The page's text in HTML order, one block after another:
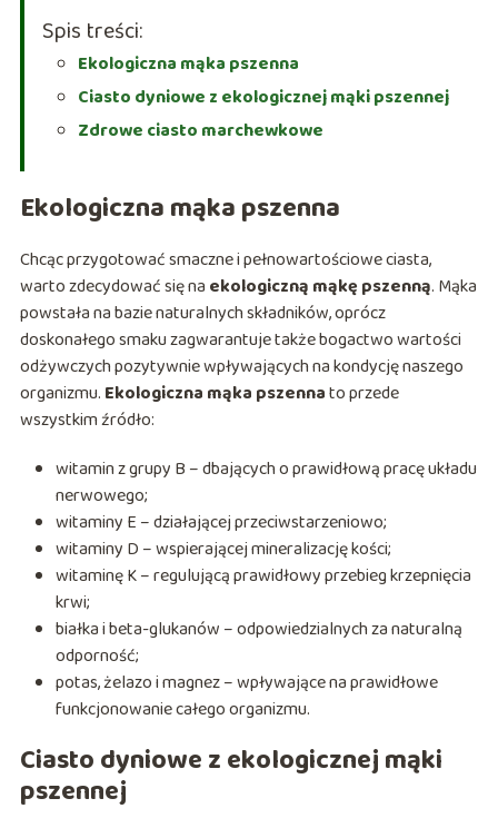
Spis treści:
Ekologiczna mąka pszenna
Ciasto dyniowe z ekologicznej mąki pszennej
Zdrowe ciasto marchewkowe
Ekologiczna mąka pszenna
Chcąc przygotować smaczne i pełnowartościowe ciasta,
warto zdecydować się na ekologiczną mąkę pszenną. Mąka
powstała na bazie naturalnych składników, oprócz
doskonałego smaku zagwarantuje także bogactwo wartości
odżywczych pozytywnie wpływających na kondycję naszego
organizmu. Ekologiczna mąka pszennato przede
wszystkim źródło:
witamin z grupy B – dbających o prawidłową pracę układu
nerwowego;
witaminy E – działającej przeciwstarzeniowo;
witaminy D – wspierającej mineralizację kości;
witaminę K – regulującą prawidłowy przebieg krzepnięcia
krwi;
białka i beta-glukanów – odpowiedzialnych za naturalną
odporność;
potas, żelazo i magnez – wpływające na prawidłowe
funkcjonowanie całego organizmu.
Ciasto dyniowe z ekologicznej mąki
pszennej